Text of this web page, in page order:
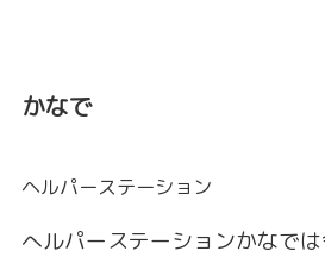
かなで
ヘルパーステーション
へルパーステーションかなで